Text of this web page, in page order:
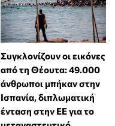
Συγκλονίζουν οι εικόνες
από τη Θέουτα: 49.000
άνθρωποι μπήκαν στην
Ισπανία, διπλωματική
ένταση στην ΕΕ για το